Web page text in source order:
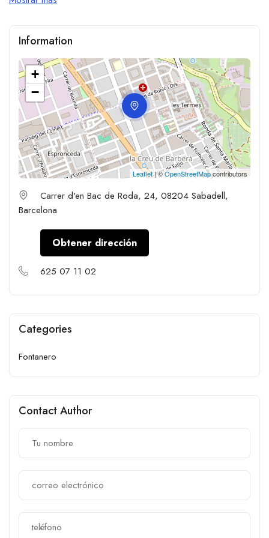
Information
+
−
Leaflet| ©OpenStreetMapcontributors
Carrer d'en Bac de Roda, 24, 08204 Sabadell,
Barcelona
Obtener dirección
625 07 11 02
Categories
Fontanero
Contact Author